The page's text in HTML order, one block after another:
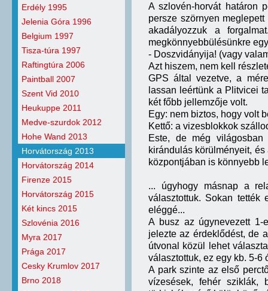
Erdély 1995
Jelenia Góra 1996
Belgium 1997
Tisza-túra 1997
Raftingtúra 2006
Paintball 2007
Szent Vid 2010
Heukuppe 2011
Medve-szurdok 2012
Hohe Wand 2013
Horvátország 2013
Horvátország 2014
Firenze 2015
Horvátország 2015
Két kincs 2015
Szlovénia 2016
Myra 2017
Prága 2017
Cesky Krumlov 2017
Brno 2018
A szlovén-horvát határon
persze szörnyen
akadályozzuk a
megkönnyebbülésünkre
- Doszvidányija! (vagy
Azt hiszem, nem kell
GPS által vezetve, a
lassan leértünk a Plitvicei
két főbb jellemzője volt.
Egy: nem biztos, hogy volt
Kettő: a vizesblokkok
Este, de még világosban
kirándulás körülményeit,
központjában is könnyebb
... úgyhogy másnap a
választottuk. Sokan
eléggé...
A busz az úgynevezett 1-
jelezte az érdeklődést, de
útvonal közül lehet
választottuk, ez egy kb. 5-6
A park szinte az első
vízesések, fehér sziklák,